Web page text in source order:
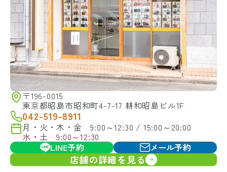
〒196-0015
東京都昭島市昭和町4-7-17 耕和昭島ビル1F
042-519-8911
月・火・木・金 9:00～12:30 / 15:00～20:00
水・土 9:00～12:30
LINE予約
メール予約
店舗の詳細を見る